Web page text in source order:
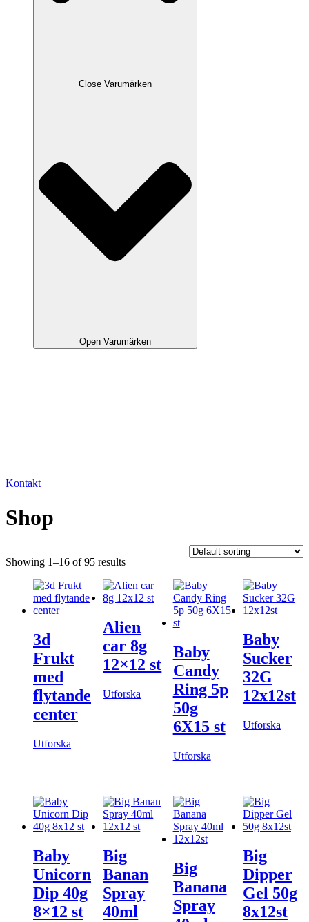
Close Varumärken
Open Varumärken
Kontakt
Shop
Showing 1–16 of 95 results
3d
Frukt
med
flytande
center
Utforska
Alien
car 8g
12×12 st
Utforska
Baby
Candy
Ring 5p
50g
6X15 st
Utforska
Baby
Sucker
32G
12x12st
Utforska
Baby
Unicorn
Dip 40g
8×12 st
Big
Banan
Spray
40ml
Big
Banana
Spray
Big
Dipper
Gel 50g
8x12st